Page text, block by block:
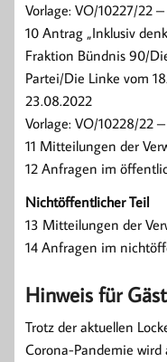
Vorlage: VO/10227/22
10 Antrag „Inklusiv
Fraktion Bündnis 90/
Partei/Die Linke vom
23.08.2022
Vorlage: VO/10228/22
11 Mitteilungen der
12 Anfragen im
Nichtöffentlicher Teil
13 Mitteilungen der
14 Anfragen im
Hinweis für
Trotz der aktuellen
Corona-Pandemie wird